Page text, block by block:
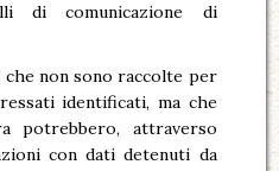
di comunicazione di
non sono raccolte per
identificati, ma che
potrebbero, attraverso
con dati detenuti da